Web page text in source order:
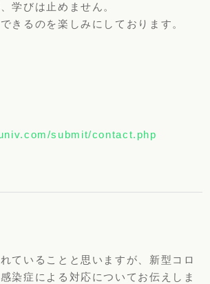
学びは止めません。
きるのを楽しみにしております。
submit/contact.php
ていることと思いますが、新型コロ
染症による対応についてお伝えしま